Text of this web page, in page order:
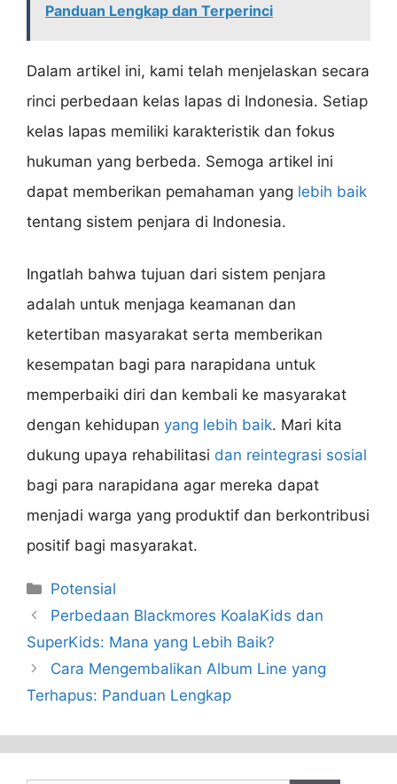
Panduan Lengkap dan Terperinci
Dalam artikel ini, kami telah menjelaskan secara
rinci perbedaan kelas lapas di Indonesia. Setiap
kelas lapas memiliki karakteristik dan fokus
hukuman yang berbeda. Semoga artikel ini
dapat memberikan pemahaman yang lebih baik
tentang sistem penjara di Indonesia.
Ingatlah bahwa tujuan dari sistem penjara
adalah untuk menjaga keamanan dan
ketertiban masyarakat serta memberikan
kesempatan bagi para narapidana untuk
memperbaiki diri dan kembali ke masyarakat
dengan kehidupan yang lebih baik. Mari kita
dukung upaya rehabilitasi dan reintegrasi sosial
bagi para narapidana agar mereka dapat
menjadi warga yang produktif dan berkontribusi
positif bagi masyarakat.
Categories
Potensial
Perbedaan Blackmores KoalaKids dan
SuperKids: Mana yang Lebih Baik?
Cara Mengembalikan Album Line yang
Terhapus: Panduan Lengkap